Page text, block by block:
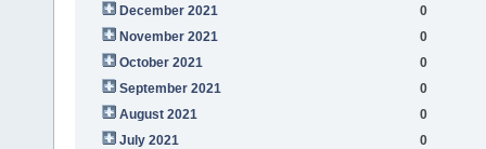
December 2021
0
November 2021
0
October 2021
0
September 2021
0
August 2021
0
July 2021
0